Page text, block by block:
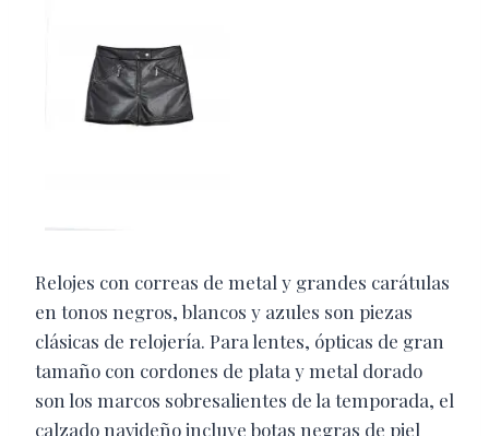
Relojes con correas de metal y grandes carátulas
en tonos negros, blancos y azules son piezas
clásicas de relojería. Para lentes, ópticas de gran
tamaño con cordones de plata y metal dorado
son los marcos sobresalientes de la temporada, el
calzado navideño incluye botas negras de piel